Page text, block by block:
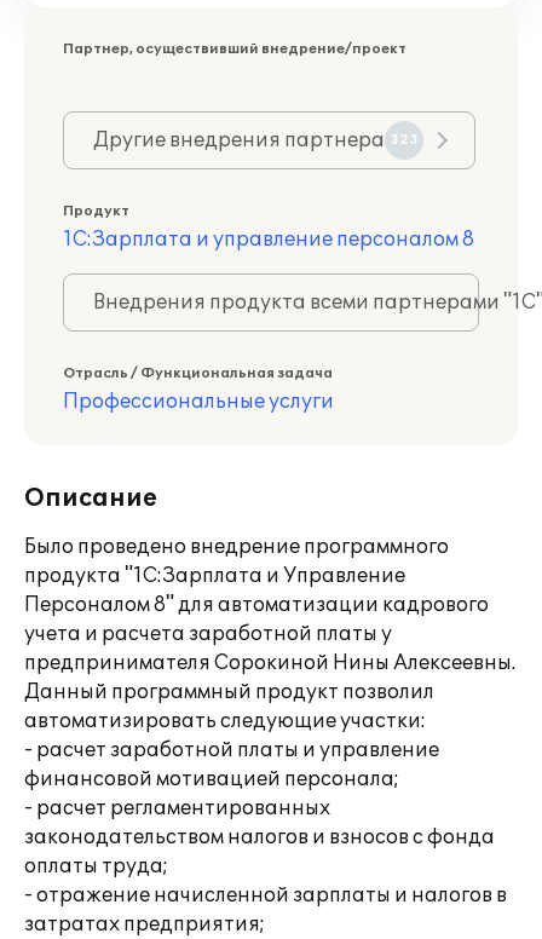
Партнер, осуществивший внедрение/проект
Другие внедрения партнера 323
Продукт
1С:Зарплата и управление персоналом 8
Внедрения продукта всеми партнерами
Отрасль / Функциональная задача
Профессиональные услуги
Описание
Было проведено внедрение программного
продукта "1С:Зарплата и Управление
Персоналом 8" для автоматизации кадрового
учета и расчета заработной платы у
предпринимателя Сорокиной Нины Алексеевны.
Данный программный продукт позволил
автоматизировать следующие участки:
- расчет заработной платы и управление
финансовой мотивацией персонала;
- расчет регламентированных
законодательством налогов и взносов с фонда
оплаты труда;
- отражение начисленной зарплаты и налогов в
затратах предприятия;